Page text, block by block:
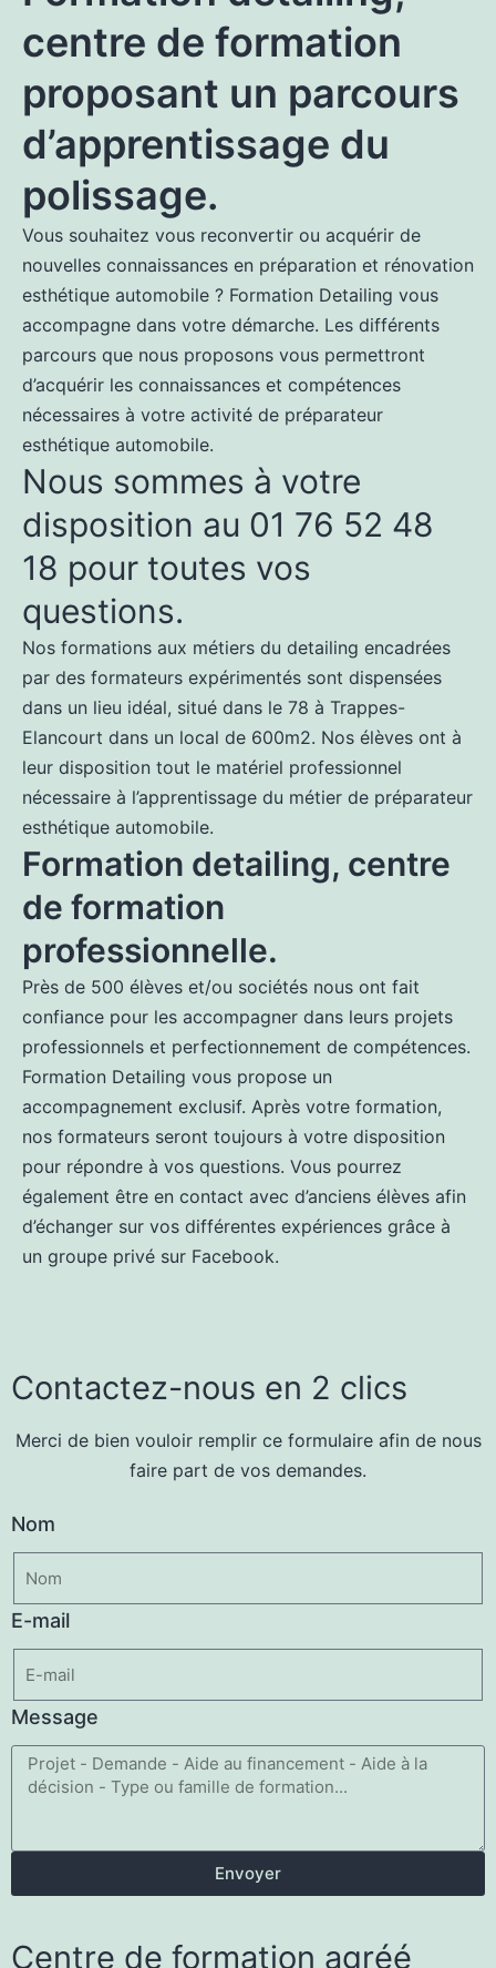
centre de formation
proposant un parcours
d’apprentissage du
polissage.
Vous souhaitez vous reconvertir ou acquérir de
nouvelles connaissances en préparation et rénovation
esthétique automobile ? Formation Detailing vous
accompagne dans votre démarche. Les différents
parcours que nous proposons vous permettront
d’acquérir les connaissances et compétences
nécessaires à votre activité de préparateur
esthétique automobile.
Nous sommes à votre
disposition au 01 76 52 48
18 pour toutes vos
questions.
Nos formations aux métiers du detailing encadrées
par des formateurs expérimentés sont dispensées
dans un lieu idéal, situé dans le 78 à Trappes-
Elancourt dans un local de 600m2. Nos élèves ont à
leur disposition tout le matériel professionnel
nécessaire à l’apprentissage du métier de préparateur
esthétique automobile.
Formation detailing, centre
de formation
professionnelle.
Près de 500 élèves et/ou sociétés nous ont fait
confiance pour les accompagner dans leurs projets
professionnels et perfectionnement de compétences.
Formation Detailing vous propose un
accompagnement exclusif. Après votre formation,
nos formateurs seront toujours à votre disposition
pour répondre à vos questions. Vous pourrez
également être en contact avec d’anciens élèves afin
d’échanger sur vos différentes expériences grâce à
un groupe privé sur Facebook.
Contactez-nous en 2 clics
Merci de bien vouloir remplir ce formulaire afin de nous
faire part de vos demandes.
Nom
E-mail
Message
Envoyer
Centre de formation agréé